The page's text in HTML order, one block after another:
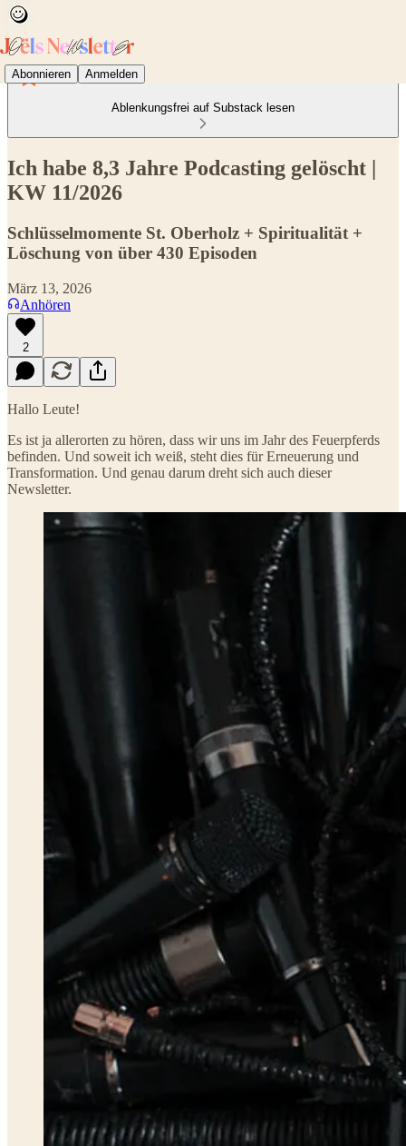
Abonnieren Anmelden
Ablenkungsfrei auf Substack lesen
Ich habe 8,3 Jahre Podcasting gelöscht |
KW 11/2026
Schlüsselmomente St. Oberholz + Spiritualität +
Löschung von über 430 Episoden
März 13, 2026
Anhören
2
Hallo Leute!
Es ist ja allerorten zu hören, dass wir uns im Jahr des Feuerpferds
befinden. Und soweit ich weiß, steht dies für Erneuerung und
Transformation. Und genau darum dreht sich auch dieser
Newsletter.